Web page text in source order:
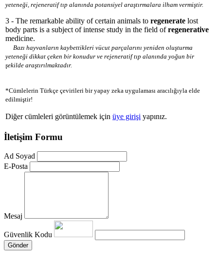
yeteneği, rejeneratif tıp alanında potansiyel araştırmalara ilham vermiştir.
3 - The remarkable ability of certain animals to regenerate lost
body parts is a subject of intense study in the field ofregenerative
medicine.
Bazı hayvanların kaybettikleri vücut parçalarını yeniden oluşturma
yeteneği dikkat çeken bir konudur ve rejeneratif tıp alanında yoğun bir
şekilde araştırılmaktadır.
*Cümlelerin Türkçe çevirileri bir yapay zeka uygulaması aracılığıyla elde
edilmiştir!
Diğer cümleleri görüntülemek için üye girişi yapınız.
İletişim Formu
Ad Soyad
E-Posta
Mesaj
Güvenlik Kodu
Gönder